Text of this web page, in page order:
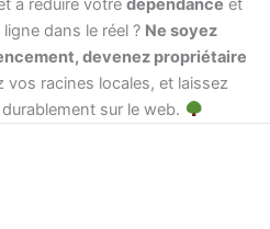
à réduire votre dépendance et
dans le réel ? Ne soyez
devenez propriétaire
vos racines locales, et laissez
sur le web.